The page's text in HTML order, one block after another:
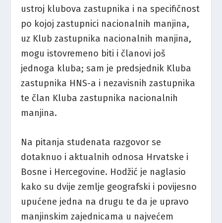
ustroj klubova zastupnika i na specifičnost
po kojoj zastupnici nacionalnih manjina,
uz Klub zastupnika nacionalnih manjina,
mogu istovremeno biti i članovi još
jednoga kluba; sam je predsjednik Kluba
zastupnika HNS-a i nezavisnih zastupnika
te član Kluba zastupnika nacionalnih
manjina.
Na pitanja studenata razgovor se
dotaknuo i aktualnih odnosa Hrvatske i
Bosne i Hercegovine. Hodžić je naglasio
kako su dvije zemlje geografski i povijesno
upućene jedna na drugu te da je upravo
manjinskim zajednicama u najvećem